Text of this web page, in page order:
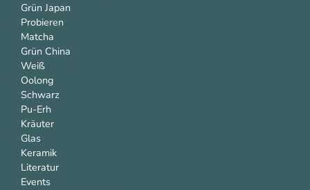
Grün Japan
Probieren
Matcha
Grün China
Weiß
Oolong
Schwarz
Pu-Erh
Kräuter
Glas
Keramik
Literatur
Events